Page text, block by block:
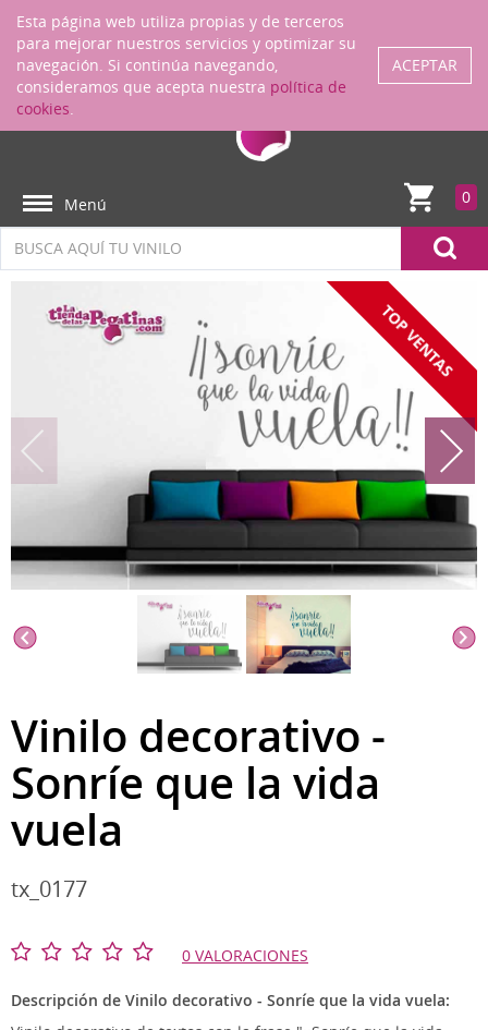
ENTRAR
Menú 0
TOP VENTAS
Vinilo decorativo -
Sonríe que la vida
vuela
tx_0177
0 VALORACIONES
Descripción de Vinilo decorativo - Sonríe que la vida vuela:
Esta página web utiliza propias y de terceros
para mejorar nuestros servicios y optimizar su
navegación. Si continúa navegando,
consideramos que acepta nuestra política de
cookies.
ACEPTAR